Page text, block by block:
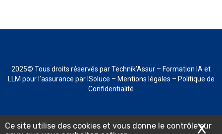
Ce site utilise des cookies et vous donne le contrôle sur
X
2025© Tous droits réservés par Technik’Assur – Formation IA et
LLM pour l’assurance par ISoluce – Mentions légales – Politique de
Confidentialité